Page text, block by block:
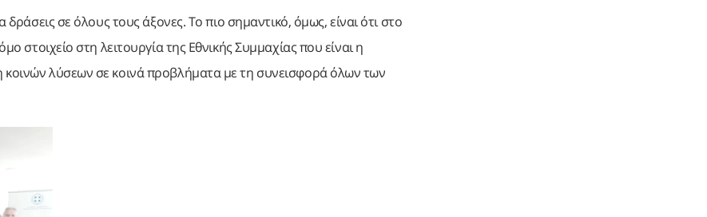
σε όλους τους άξονες. Το πιο σημαντικό, όμως, είναι ότι στο
στοιχείο στη λειτουργία της Εθνικής Συμμαχίας που είναι η
λύσεων σε κοινά προβλήματα με τη συνεισφορά όλων των